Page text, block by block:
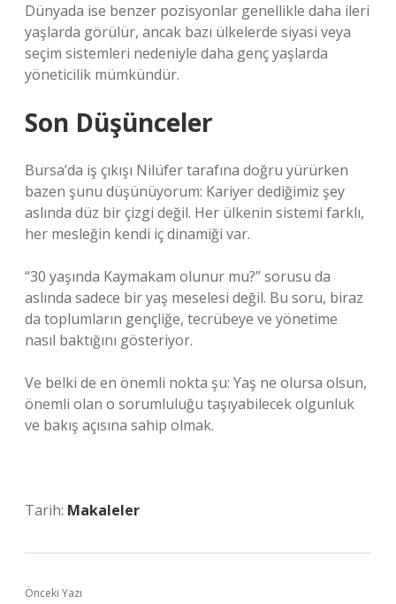
Dünyada ise benzer pozisyonlar genellikle daha ileri
yaşlarda görülür, ancak bazı ülkelerde siyasi veya
seçim sistemleri nedeniyle daha genç yaşlarda
yöneticilik mümkündür.
Son Düşünceler
Bursa’da iş çıkışı Nilüfer tarafına doğru yürürken
bazen şunu düşünüyorum: Kariyer dediğimiz şey
aslında düz bir çizgi değil. Her ülkenin sistemi farklı,
her mesleğin kendi iç dinamiği var.
“30 yaşında Kaymakam olunur mu?” sorusu da
aslında sadece bir yaş meselesi değil. Bu soru, biraz
da toplumların gençliğe, tecrübeye ve yönetime
nasıl baktığını gösteriyor.
Ve belki de en önemli nokta şu: Yaş ne olursa olsun,
önemli olan o sorumluluğu taşıyabilecek olgunluk
ve bakış açısına sahip olmak.
Tarih: Makaleler
Önceki Yazı